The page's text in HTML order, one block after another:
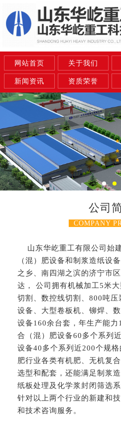
网站首页 关于我们
新闻资讯 资质荣誉
公司
COMPANY
山东华屹重工有限公司始
（混）肥设备和制浆造纸设
之乡、南四湖之滨的济宁市
达， 公司拥有机械加工5米
切割、数控线切割、800吨
设备、大型卷板机、铆焊、
设备160余台套，年生产能
合（混）肥设备60多个系列
设备40多个系列近200个规
肥行业各类有机肥、无机复
选型和配套，还能满足制浆
纸板处理及化学浆封闭筛选
针对以上两个行业的新建和
和技术咨询服务。